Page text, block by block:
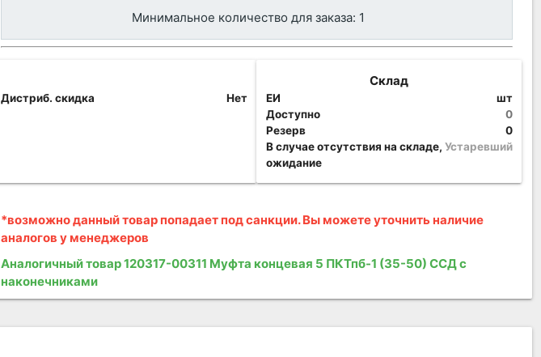
Минимальное количество для заказа: 1
Дистриб. скидка Нет
Склад
ЕИ
шт
Доступно
0
Резерв
0
В случае отсутствия на складе,
ожидание
Устаревший
*возможно данный товар попадает под санкции. Вы можете уточнить наличие
аналогов у менеджеров
Аналогичный товар 120317-00311 Муфта концевая 5 ПКТпб-1 (35-50) ССД с
наконечниками